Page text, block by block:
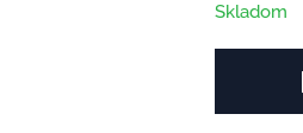
Skladom